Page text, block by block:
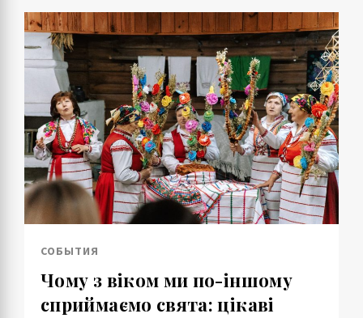
СОБЫТИЯ
Чому з віком ми по-іншому
сприймаємо свята: цікаві